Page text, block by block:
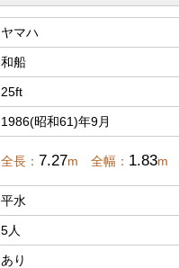
ヤマハ
和船
25ft
1986(昭和61)年9月
全長： 7.27m 全幅： 1.83m
平水
5人
あり